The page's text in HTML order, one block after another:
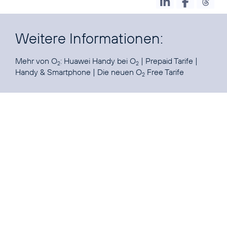
Weitere Informationen:
Mehr von O2: Huawei Handy bei O2 | Prepaid Tarife |
Handy & Smartphone | Die neuen O2 Free Tarife